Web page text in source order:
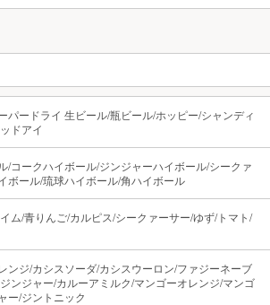
パードライ 生ビール/瓶ビール/ホッピー/シャンディ
ドアイ
/コークハイボール/ジンジャーハイボール/シークァ
ボール/琉球ハイボール/角ハイボール
ム/青りんご/カルピス/シークァーサー/ゆず/トマト/
ンジ/カシスソーダ/カシスウーロン/ファジーネーブ
ンジャー/カルーアミルク/マンゴーオレンジ/マンゴ
ー/ジントニック